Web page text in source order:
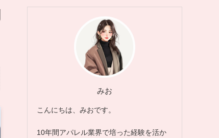
みお
こんにちは、みおです。
10年間アパレル業界で培った経験を活か